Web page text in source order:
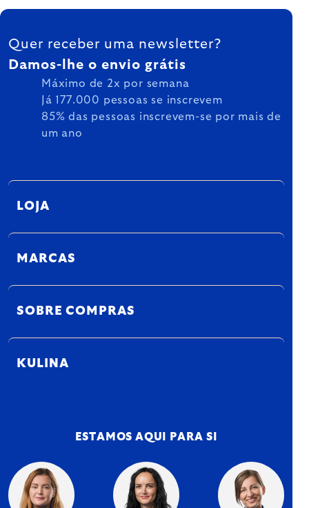
FOOTER
Quer receber uma newsletter?
Damos-lhe o envio grátis
Máximo de 2x por semana
Já 177.000 pessoas se inscrevem
85% das pessoas inscrevem-se por mais de
um ano
LOJA
MARCAS
SOBRE COMPRAS
KULINA
ESTAMOS AQUI PARA SI